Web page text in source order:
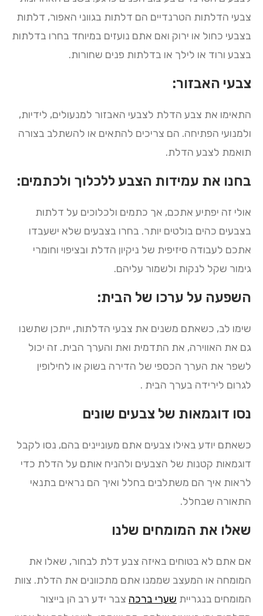
צבעי הדלתות הטרנדיים הם דלתות בגווני האפור, דלתות
בצבעי כחול או ירוק ואם אתם נועזים במיוחד בחרו בדלתות
בצבע ורוד או לילך או בדלתות פנים שחורות.
צבעי האבזור:
התאימו את צבע הדלת לצבעי האבזור למנעולים, לידיות,
ולמנועי הפתיחה. הם צריכים להתאים או להשתלב בצורה
תואמת לצבע הדלת.
בחנו את עמידות הצבע ללכלוך ולכתמים:
אולי זה יפתיע אתכם, אך כתמים ולכלוכים על דלתות
בצבעים כהים בולטים יותר. בחרו בצבעים שלא ישעבדו
אתכם לעבודה סיזיפית של ניקיון הדלת ובציפוי וחומרי
גימור שקל לנקות ולשמור עליהם.
השפעה על ערכו של הבית:
שימו לב, כשאתם משנים את צבעי הדלתות, ייתכן שתשנו
גם את האווירה, את התדמית ואת והערך הבית. זה יכול
לשפר את הערך הכספי של הדירה בשוק או לחילופין
לגרום לירידה בערך הבית .
נסו דוגמאות של צבעים שונים
כשאתם יודע באילו צבעים אתם מעוניינים בהם, נסו לקבל
דוגמאות קטנות של הצבעים ולהניח אותם על הדלת כדי
לראות איך הם משתלבים בחלל ואיך הם נראים בתנאי
התאורה שבחלל.
שאלו את המומחים שלנו
אם אתם לא בטוחים באיזה צבע דלת לבחור, שאלו את
המומחה או המעצב שממנו אתם מתכוונים את הדלת. צוות
המומחים בנגריית שערי ברכה צבר ידע רב הן בייצור